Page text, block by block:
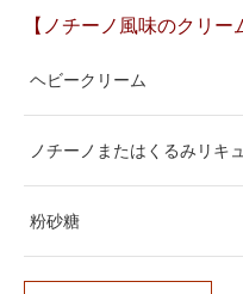
【ノチーノ風味のクリー
ヘビークリーム
ノチーノまたはくるみリキ
粉砂糖